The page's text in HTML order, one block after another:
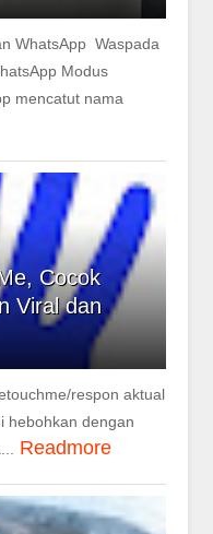
WhatsApp Waspada
Modus
mencatut nama
Cocok
Viral dan
respon aktual
hebohkan dengan
Readmore